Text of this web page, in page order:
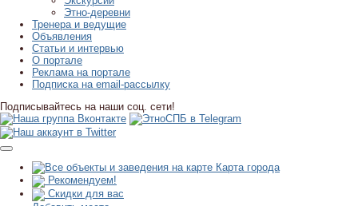
Этно-деревни
Тренера и ведущие
Объявления
Статьи и интервью
О портале
Реклама на портале
Подписка на email-рассылку
Подписывайтесь на наши соц. сети!
Карта города
Рекомендуем!
Скидки для вас